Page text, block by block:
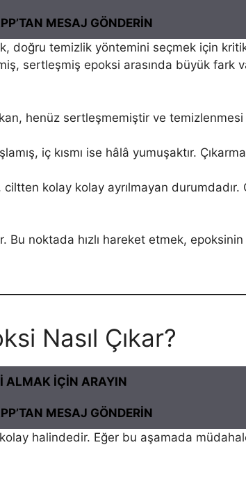
MESAJ GÖNDERİN
temizlik yöntemini seçmek için
sertleşmiş epoksi arasında büyük fark
henüz sertleşmemiştir ve temizlenmesi
iç kısmı ise hâlâ yumuşaktır.
kolay kolay ayrılmayan durumdadır.
Bu noktada hızlı hareket etmek,
Nasıl Çıkar?
ALMAK İÇİN ARAYIN
MESAJ GÖNDERİN
kolay halindedir. Eğer bu aşamada